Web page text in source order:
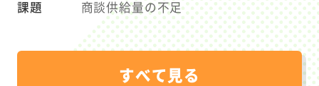
課題
商談供給量の不足
すべて見る